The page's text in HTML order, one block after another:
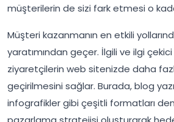
müşterilerin de sizi fark etmesi o
Müşteri kazanmanın en etkili
yaratımından geçer. İlgili ve ilgi
ziyaretçilerin web sitenizde daha
geçirilmesini sağlar. Burada, blog
infografikler gibi çeşitli formatları